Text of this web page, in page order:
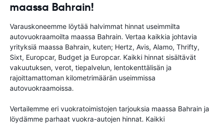
maassa Bahrain!
Varauskoneemme löytää halvimmat hinnat useimmilta
autovuokraamoilta maassa Bahrain. Vertaa kaikkia johtavia
yrityksiä maassa Bahrain, kuten; Hertz, Avis, Alamo, Thrifty,
Sixt, Europcar, Budget ja Europcar. Kaikki hinnat sisältävät
vakuutuksen, verot, tiepalvelun, lentokenttälisän ja
rajoittamattoman kilometrimäärän useimmissa
autovuokraamoissa.
Vertailemme eri vuokratoimistojen tarjouksia maassa Bahrain ja
löydämme parhaat vuokra-autojen hinnat. Kaikki